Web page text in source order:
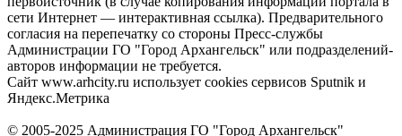
сети Интернет — интерактивная ссылка). Предварительного
согласия на перепечатку со стороны Пресс-службы
Администрации ГО "Город Архангельск" или подразделений-
авторов информации не требуется.
Сайт www.arhcity.ru использует cookies сервисов Sputnik и
Яндекс.Метрика
© 2005-2025 Администрация ГО "Город Архангельск"